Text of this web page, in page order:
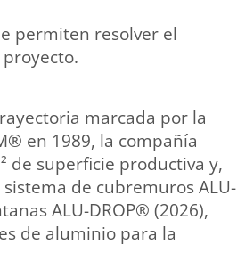
permiten resolver el
marcada por la
en 1989, la compañía
de superficie productiva y,
de cubremuros ALU-
ALU-DROP® (2026),
de aluminio para la